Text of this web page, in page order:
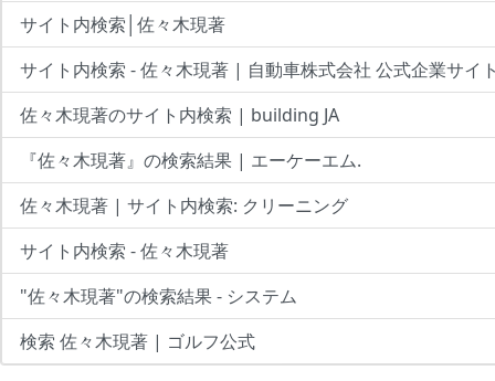
サイト内検索│佐々木現著
サイト内検索 - 佐々木現著 | 自動車株式会社 公式企業サイ
佐々木現著のサイト内検索 | building JA
『佐々木現著』の検索結果 | エーケーエム.
佐々木現著 | サイト内検索: クリーニング
サイト内検索 - 佐々木現著
"佐々木現著"の検索結果 - システム
検索 佐々木現著 | ゴルフ公式